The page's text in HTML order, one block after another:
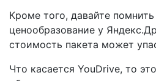
Кроме того, давайте
ценообразование у
стоимость пакета может
Что касается YouDrive, то